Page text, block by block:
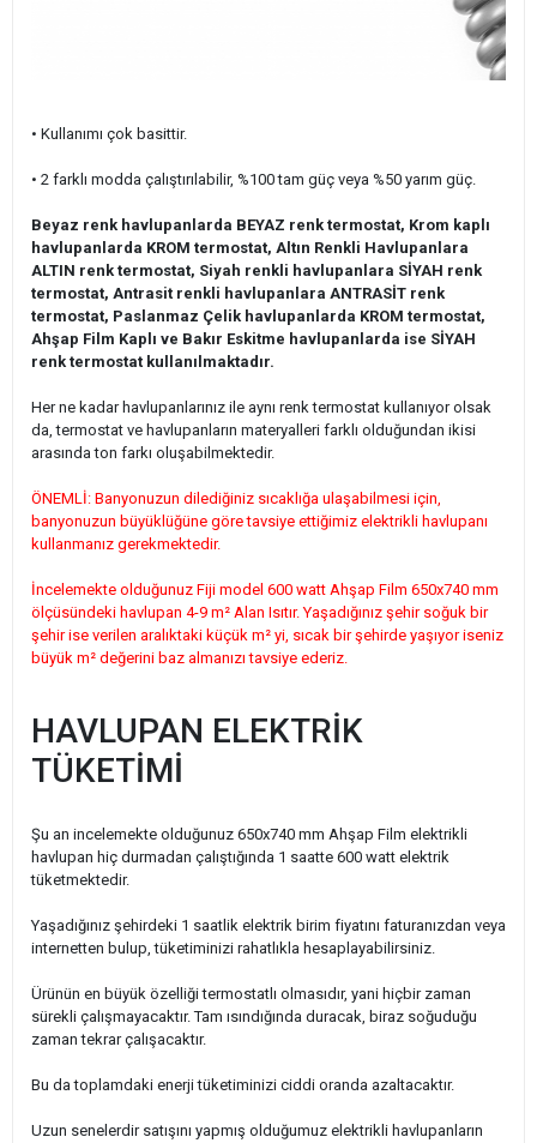
• Kullanımı çok basittir.
• 2 farklı modda çalıştırılabilir, %100 tam güç veya %50 yarım güç.
Beyaz renk havlupanlarda BEYAZ renk termostat, Krom kaplı
havlupanlarda KROM termostat, Altın Renkli Havlupanlara
ALTIN renk termostat, Siyah renkli havlupanlara SİYAH renk
termostat, Antrasit renkli havlupanlara ANTRASİT renk
termostat, Paslanmaz Çelik havlupanlarda KROM termostat,
Ahşap Film Kaplı ve Bakır Eskitme havlupanlarda ise SİYAH
renk termostat kullanılmaktadır.
Her ne kadar havlupanlarınız ile aynı renk termostat kullanıyor olsak
da, termostat ve havlupanların materyalleri farklı olduğundan ikisi
arasında ton farkı oluşabilmektedir.
ÖNEMLİ: Banyonuzun dilediğiniz sıcaklığa ulaşabilmesi için,
banyonuzun büyüklüğüne göre tavsiye ettiğimiz elektrikli havlupanı
kullanmanız gerekmektedir.
İncelemekte olduğunuz Fiji model 600 watt Ahşap Film 650x740 mm
ölçüsündeki havlupan 4-9 m² Alan Isıtır. Yaşadığınız şehir soğuk bir
şehir ise verilen aralıktaki küçük m² yi, sıcak bir şehirde yaşıyor iseniz
büyük m² değerini baz almanızı tavsiye ederiz.
HAVLUPAN ELEKTRİK
TÜKETİMİ
Şu an incelemekte olduğunuz 650x740 mm Ahşap Film elektrikli
havlupan hiç durmadan çalıştığında 1 saatte 600 watt elektrik
tüketmektedir.
Yaşadığınız şehirdeki 1 saatlik elektrik birim fiyatını faturanızdan veya
internetten bulup, tüketiminizi rahatlıkla hesaplayabilirsiniz.
Ürünün en büyük özelliği termostatlı olmasıdır, yani hiçbir zaman
sürekli çalışmayacaktır. Tam ısındığında duracak, biraz soğuduğu
zaman tekrar çalışacaktır.
Bu da toplamdaki enerji tüketiminizi ciddi oranda azaltacaktır.
Uzun senelerdir satışını yapmış olduğumuz elektrikli havlupanların